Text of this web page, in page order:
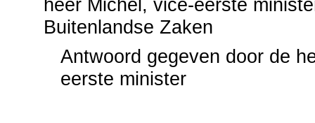
heer Michel, vice-eerste
Buitenlandse Zaken
Antwoord gegeven door de
eerste minister